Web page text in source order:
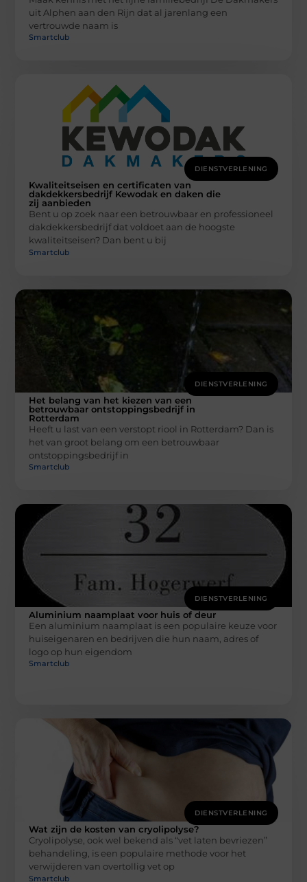
uit Alphen aan den Rijn dat al jarenlang een
vertrouwde naam is
Smartclub
DIENSTVERLENING
Kwaliteitseisen en certificaten van
dakdekkersbedrijf Kewodak en daken die
zij aanbieden
Bent u op zoek naar een betrouwbaar en professioneel
dakdekkersbedrijf dat voldoet aan de hoogste
kwaliteitseisen? Dan bent u bij
Smartclub
DIENSTVERLENING
Het belang van het kiezen van een
betrouwbaar ontstoppingsbedrijf in
Rotterdam
Heeft u last van een verstopt riool in Rotterdam? Dan is
het van groot belang om een betrouwbaar
ontstoppingsbedrijf in
Smartclub
DIENSTVERLENING
Aluminium naamplaat voor huis of deur
Een aluminium naamplaat is een populaire keuze voor
huiseigenaren en bedrijven die hun naam, adres of
logo op hun eigendom
Smartclub
DIENSTVERLENING
Wat zijn de kosten van cryolipolyse?
Cryolipolyse, ook wel bekend als “vet laten bevriezen”
behandeling, is een populaire methode voor het
verwijderen van overtollig vet op
Smartclub